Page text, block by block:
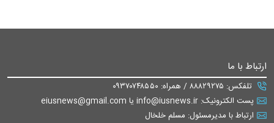
ارتباط با ما
تلفکس: ۸۸۸۲۹۲۷۵ / همراه: ۰۹۳۷۰۷۴۸۵۵۰
پست الکترونیک: info@iusnews.ir یا eiusnews@gmail.com
ارتباط با مدیرمسئول: مسلم خلخال